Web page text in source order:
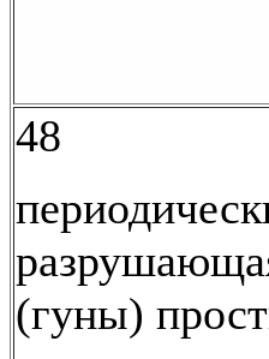
48
(гуны)